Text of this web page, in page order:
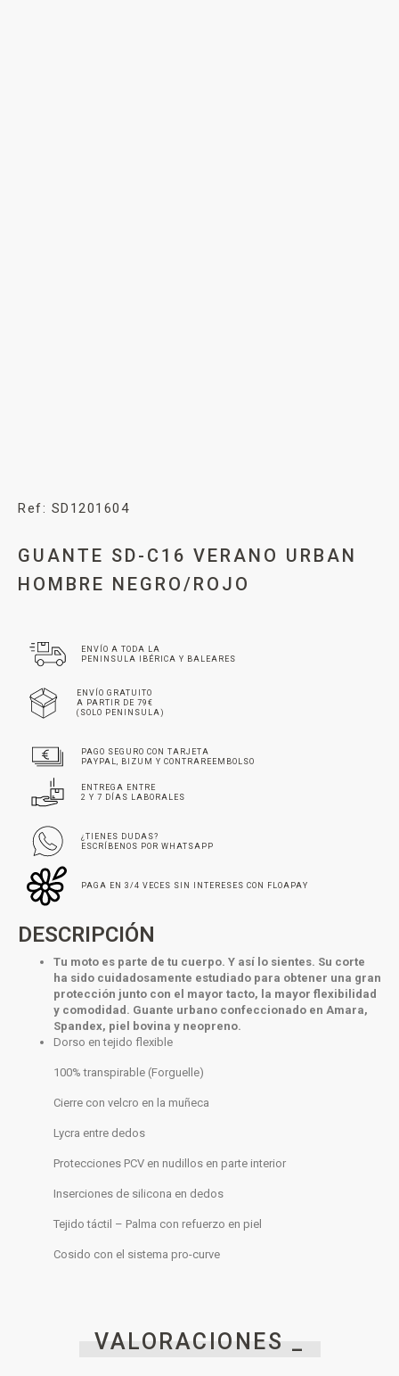
Ref: SD1201604
GUANTE SD-C16 VERANO URBAN
HOMBRE NEGRO/ROJO
ENVÍO A TODA LA
PENINSULA IBÉRICA Y BALEARES
ENVÍO GRATUITO
A PARTIR DE 79€
(SOLO PENINSULA)
PAGO SEGURO CON TARJETA
PAYPAL, BIZUM Y CONTRAREEMBOLSO
ENTREGA ENTRE
2 Y 7 DÍAS LABORALES
¿TIENES DUDAS?
ESCRÍBENOS POR WHATSAPP
PAGA EN 3/4 VECES SIN INTERESES CON FLOAPAY
DESCRIPCIÓN
Tu moto es parte de tu cuerpo. Y así lo sientes. Su corte
ha sido cuidadosamente estudiado para obtener una gran
protección junto con el mayor tacto, la mayor flexibilidad
y comodidad. Guante urbano confeccionado en Amara,
Spandex, piel bovina y neopreno.
Dorso en tejido flexible
100% transpirable (Forguelle)
Cierre con velcro en la muñeca
Lycra entre dedos
Protecciones PCV en nudillos en parte interior
Inserciones de silicona en dedos
Tejido táctil – Palma con refuerzo en piel
Cosido con el sistema pro-curve
VALORACIONES _